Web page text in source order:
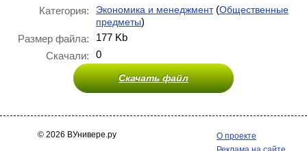
Категория:
Экономика и менеджмент(Общественные
предметы)
Размер файла:
177 Kb
Скачали:
0
Скачать файл
© 2026 ВУнивере.ру
О проекте